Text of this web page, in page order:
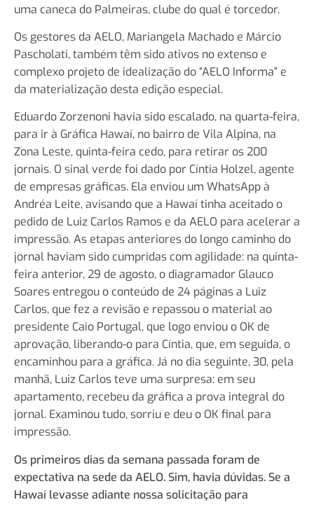
uma caneca do Palmeiras, clube do qual é torcedor.
Os gestores da AELO, Mariangela Machado e Márcio
Pascholati, também têm sido ativos no extenso e
complexo projeto de idealização do “AELO Informa” e
da materialização desta edição especial.
Eduardo Zorzenoni havia sido escalado, na quarta-feira,
para ir à Gráfica Hawaí, no bairro de Vila Alpina, na
Zona Leste, quinta-feira cedo, para retirar os 200
jornais. O sinal verde foi dado por Cíntia Holzel, agente
de empresas gráficas. Ela enviou um WhatsApp à
Andréa Leite, avisando que a Hawaí tinha aceitado o
pedido de Luiz Carlos Ramos e da AELO para acelerar a
impressão. As etapas anteriores do longo caminho do
jornal haviam sido cumpridas com agilidade: na quinta-
feira anterior, 29 de agosto, o diagramador Glauco
Soares entregou o conteúdo de 24 páginas a Luiz
Carlos, que fez a revisão e repassou o material ao
presidente Caio Portugal, que logo enviou o OK de
aprovação, liberando-o para Cíntia, que, em seguida, o
encaminhou para a gráfica. Já no dia seguinte, 30, pela
manhã, Luiz Carlos teve uma surpresa: em seu
apartamento, recebeu da gráfica a prova integral do
jornal. Examinou tudo, sorriu e deu o OK final para
impressão.
Os primeiros dias da semana passada foram de
expectativa na sede da AELO. Sim, havia dúvidas. Se a
Hawaí levasse adiante nossa solicitação para